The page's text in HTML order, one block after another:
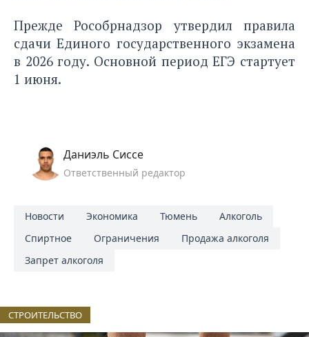
Прежде Рособрнадзорутвердил правила
сдачи Единого государственного экзамена
в 2026 году. Основной период ЕГЭ стартует
1 июня.
Даниэль Сиссе
Ответственный редактор
Новости Экономика Тюмень
Алкоголь
Спиртное
Ограничения
Продажа алкоголя
Запрет алкоголя
СТРОИТЕЛЬСТВО